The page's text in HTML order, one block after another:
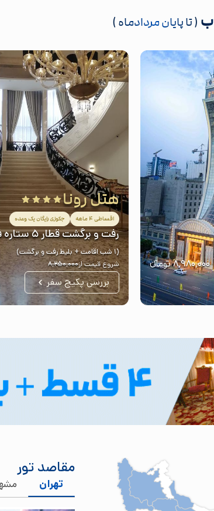
( تا پایان مردادماه )
۸٬۹۸۰٬۰۰۰تومانء
هتل رونا
اقساطی ۴ ماهه جکوزی رایگان یک وعده
رفت و برگشت قطار ۵ ستاره فدک
(1 شب اقامت + بلیط رفت و برگشت)
شروع قیمت از۸٬۲۵۰٬۰۰۰
بررسی پکیج سفر
مقاصد تور
تهران